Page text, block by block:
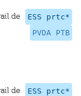
ESS prtc*
PVDA PTB
de
ESS prtc*
de